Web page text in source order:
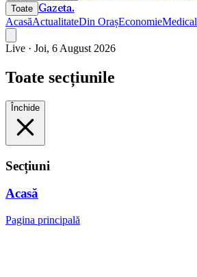
Toate Gazeta.
AcasăActualitateDin OrașEconomieMedical
Live · Joi, 6 August 2026
Toate secțiunile
Închide
Secțiuni
Acasă
Pagina principală